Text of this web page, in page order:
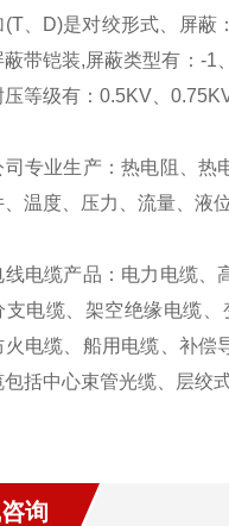
(T、D)是对绞形式、屏蔽
蔽带铠装,屏蔽类型有：-1
压等级有：0.5KV、
业生产：热电阻、热电
温度、压力、流量、液
缆产品：电力电缆、高
支电缆、架空绝缘电缆
火电缆、船用电缆、补偿
括中心束管光缆、层绞
询